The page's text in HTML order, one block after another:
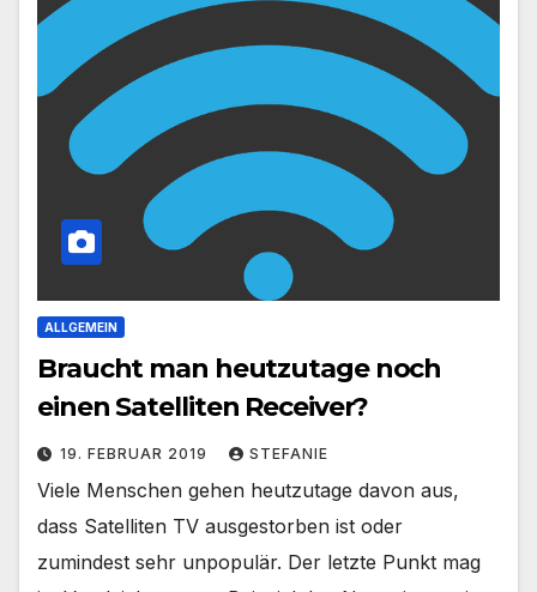
ALLGEMEIN
Braucht man heutzutage noch
einen Satelliten Receiver?
19. FEBRUAR 2019 STEFANIE
Viele Menschen gehen heutzutage davon aus,
dass Satelliten TV ausgestorben ist oder
zumindest sehr unpopulär. Der letzte Punkt mag